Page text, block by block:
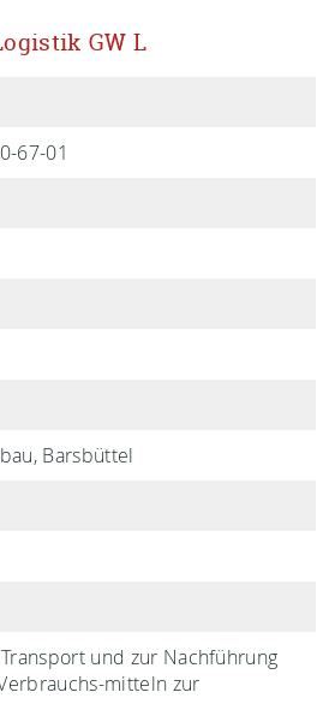
GW L
67-01
Barsbüttel
und zur Nachführung
mitteln zur